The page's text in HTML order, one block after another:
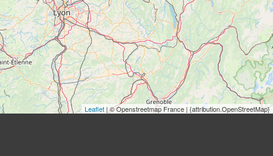
Leaflet | © Openstreetmap France | {attribution.OpenStreetMap}